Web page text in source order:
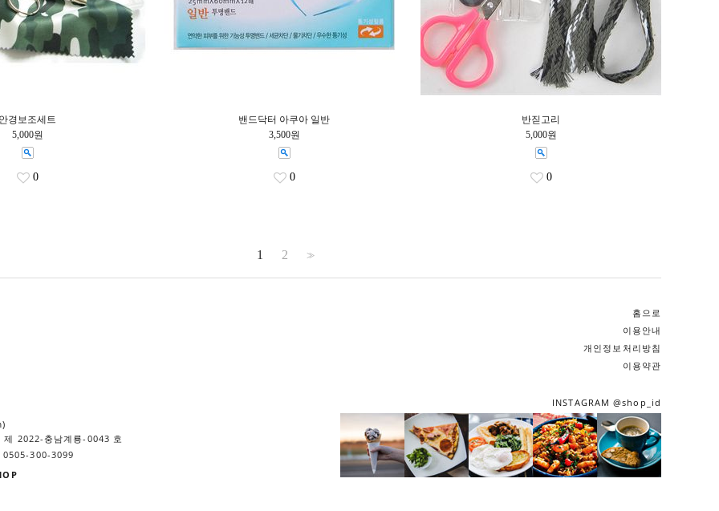
경보조세트
5,000원
0
밴드닥터 아쿠아 일반
3,500원
0
반짇고리
5,000원
0
1 2 >>
2022-충남계룡-0043 호
300-3099
홈으로
이용안내
개인정보처리방침
이용약관
INSTAGRAM @shop_id